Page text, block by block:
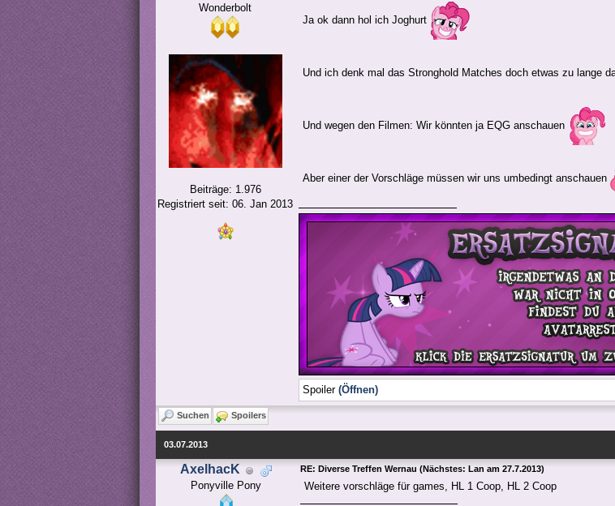
Wonderbolt
Beiträge: 1.976
Registriert seit: 06. Jan 2013
Ja ok dann hol ich Joghurt
Und ich denk mal das Stronghold Matches doch etwas zu lange
Und wegen den Filmen: Wir könnten ja EQG anschauen
Aber einer der Vorschläge müssen wir uns umbedingt anschauen
Spoiler (Öffnen)
Suchen Spoilers
03.07.2013
AxelhacK
Ponyville Pony
RE: Diverse Treffen Wernau (Nächstes: Lan am 27.7.2013)
Weitere vorschläge für games, HL 1 Coop, HL 2 Coop